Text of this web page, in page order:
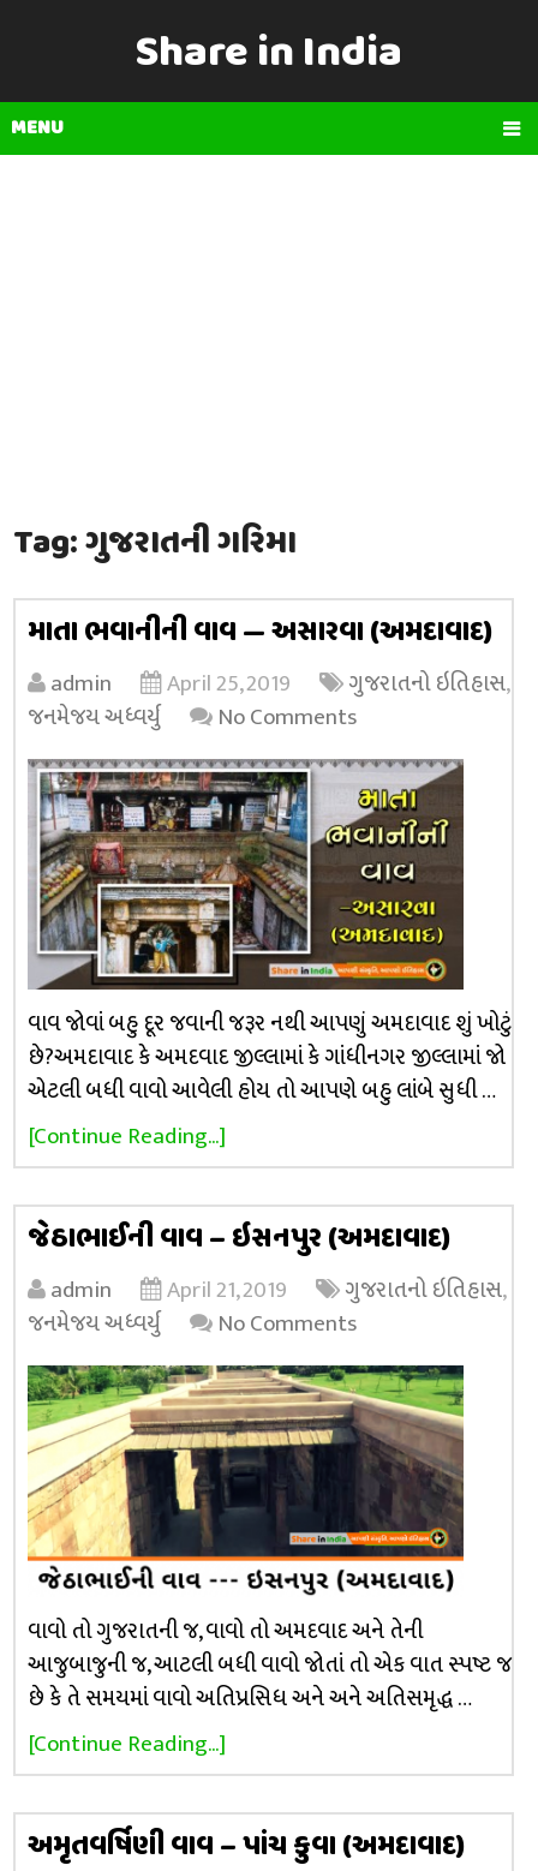
Share in India
MENU
Tag:ગુજરાતની ગરિમા
માતા ભવાનીની વાવ — અસારવા (અમદાવાદ)
admin April 25, 2019 ગુજરાતનો ઇતિહાસ,
જનમેજય અધ્વર્યુ
No Comments
વાવ જોવાં બહુ દૂર જવાની જરૂર નથી આપણું અમદાવાદ શું ખોટું
છે?અમદાવાદ કે અમદવાદ જીલ્લામાં કે ગાંધીનગર જીલ્લામાં જો
એટલી બધી વાવો આવેલી હોય તો આપણે બહુ લાંબે સુધી …
[Continue Reading...]
જેઠાભાઈની વાવ – ઇસનપુર (અમદાવાદ)
admin April 21, 2019 ગુજરાતનો ઇતિહાસ,
જનમેજય અધ્વર્યુ
No Comments
વાવો તો ગુજરાતની જ, વાવો તો અમદવાદ અને તેની
આજુબાજુની જ, આટલી બધી વાવો જોતાં તો એક વાત સ્પષ્ટ જ
છે કે તે સમયમાં વાવો અતિપ્રસિધ અને અને અતિસમૃદ્ધ …
[Continue Reading...]
અમૃતવર્ષિણી વાવ – પાંચ કુવા (અમદાવાદ)